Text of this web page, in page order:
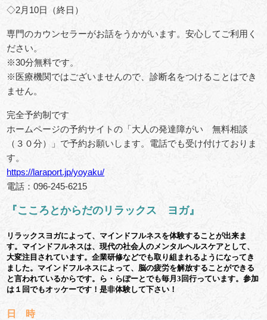
◇2月10日（終日）
専門のカウンセラーがお話をうかがいます。安心してご利用く
ださい。
※30分無料です。
※医療機関ではございませんので、診断名をつけることはでき
ません。
完全予約制です
ホームページの予約サイトの「大人の発達障がい 無料相談
（３０分）」で予約お願いします。電話でも受け付けておりま
す。
https://laraport.jp/yoyaku/
電話：096-245-6215
『こころとからだのリラックス ヨガ』
リラックスヨガによって、マインドフルネスを体験することが出来ま
す。マインドフルネスは、現代の社会人のメンタルヘルスケアとして、
大変注目されています。企業研修などでも取り組まれるようになってき
ました。マインドフルネスによって、脳の疲労を解放することができる
と言われているからです。ら・らぽーとでも毎月3回行っています。参加
は１回でもオッケーです！是非体験して下さい！
日 時